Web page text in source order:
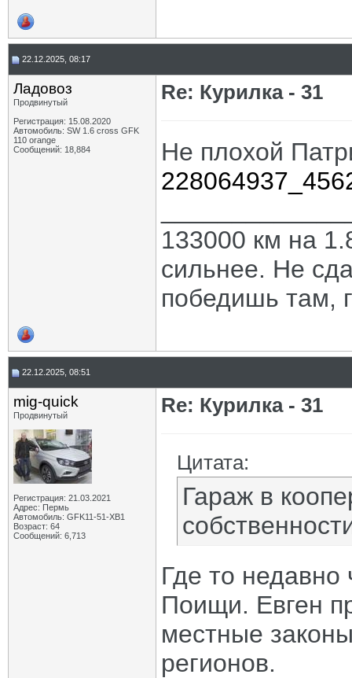
22.12.2025, 08:17
Ладовоз
Продвинутый
Регистрация: 15.08.2020
Автомобиль: SW 1.6 cross GFK
110 orange
Сообщений: 18,884
Re: Курилка - 31
Не плохой
133000 км на
сильнее. Не
победишь там,
22.12.2025, 08:51
mig-quick
Продвинутый
Регистрация: 21.03.2021
Адрес: Пермь
Автомобиль: GFK11-51-ХВ1
Возраст: 64
Сообщений: 6,713
Re: Курилка - 31
Цитата:
Гараж в
Где то недавно
Поищи. Евген
местные
регионов.